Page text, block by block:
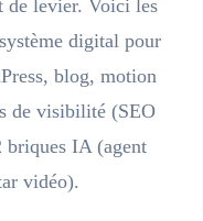
de levier. Voici les
digital pour
blog, motion
de visibilité (SEO
briques IA (agent
vidéo).